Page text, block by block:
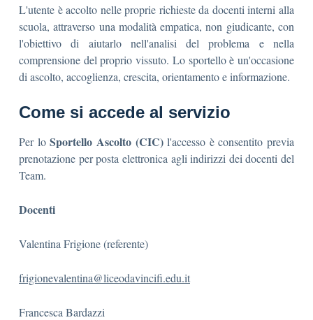
L'utente è accolto nelle proprie richieste da docenti interni alla
scuola, attraverso una modalità empatica, non giudicante, con
l'obiettivo di aiutarlo nell'analisi del problema e nella
comprensione del proprio vissuto. Lo sportello è un'occasione
di ascolto, accoglienza, crescita, orientamento e informazione.
Come si accede al servizio
Per loSportello Ascolto (CIC)l'accesso è consentito previa
prenotazione per posta elettronica agli indirizzi dei docenti del
Team.
Docenti
Valentina Frigione (referente)
frigionevalentina@liceodavincifi.edu.it
Francesca Bardazzi